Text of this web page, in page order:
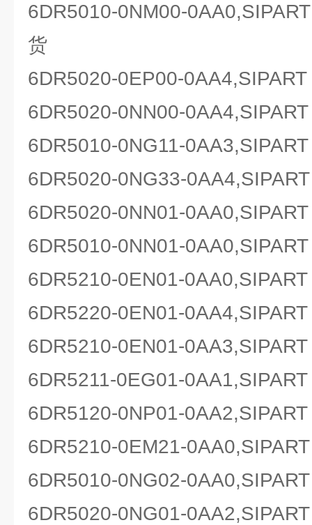
6DR5010-0NM00-
货
6DR5020-0EP00-
6DR5020-0NN00-
6DR5010-0NG11-
6DR5020-0NG33-
6DR5020-0NN01-
6DR5010-0NN01-
6DR5210-0EN01-
6DR5220-0EN01-
6DR5210-0EN01-
6DR5211-0EG01-
6DR5120-0NP01-
6DR5210-0EM21-
6DR5010-0NG02-
6DR5020-0NG01-